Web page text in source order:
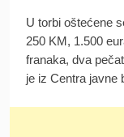
U torbi oštećene
250 KM, 1.500
franaka, dva
je iz Centra javne